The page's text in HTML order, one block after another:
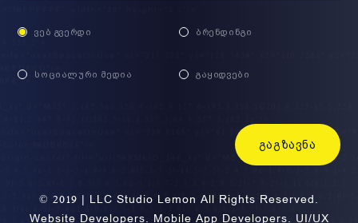
ᲕᲔᲑ ᲒᲕᲔᲠᲓᲘ ᲑᲠᲔᲜᲓᲘᲜᲒᲘ
ᲡᲝᲪᲘᲐᲚᲣᲠᲘ ᲛᲔᲓᲘᲐ ᲒᲐᲧᲘᲓᲕᲔᲑᲘ
ᲒᲐᲒᲖᲐᲕᲜᲐ
© 2019 | LLC Studio Lemon All Rights Reserved.
Website Developers. Mobile App Developers. UI/UX